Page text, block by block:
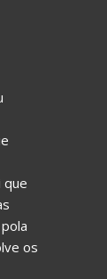
que
os